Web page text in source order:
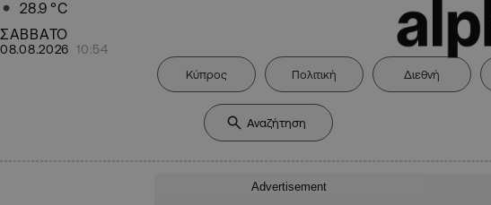
28.9 °C
ΣΑΒΒΑΤΟ
08.08.2026 10:54
Κύπρος Πολιτική Διεθνή
Advertisement